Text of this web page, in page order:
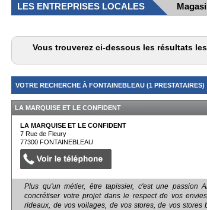
LES ENTREPRISES LOCALES
Vous trouverez ci-dessous les résultats
VOTRE RECHERCHE À FONTAINEBLEAU (1 PRESTATAIRES)
LA MARQUISE ET LE CONFIDENT
LA MARQUISE ET LE CONFIDENT
7 Rue de Fleury
77300FONTAINEBLEAU
Plus qu'un métier, être tapissier, c'est une passion
concrétiser votre projet dans le respect de vos
rideaux, de vos voilages, de vos stores, de vos